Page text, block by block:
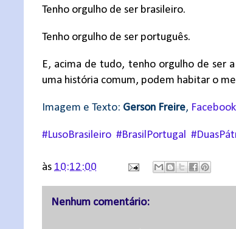
Tenho orgulho de ser brasileiro.
Tenho orgulho de ser português.
E, acima de tudo, tenho orgulho de ser
uma história comum, podem habitar o
Imagem e Texto: Gerson Freire, Facebook
#LusoBrasileiro #BrasilPortugal
às 10:12:00
Nenhum comentário: